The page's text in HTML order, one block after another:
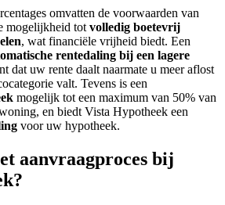
omvatten de voorwaarden van
mogelijkheid tot volledig boetevrij
, wat financiële vrijheid biedt. Een
rentedaling bij een lagere
dat uw rente daalt naarmate u meer aflost
valt. Tevens is een
mogelijk tot een maximum van 50% van
en biedt Vista Hypotheek een
voor uw hypotheek.
aanvraagproces bij